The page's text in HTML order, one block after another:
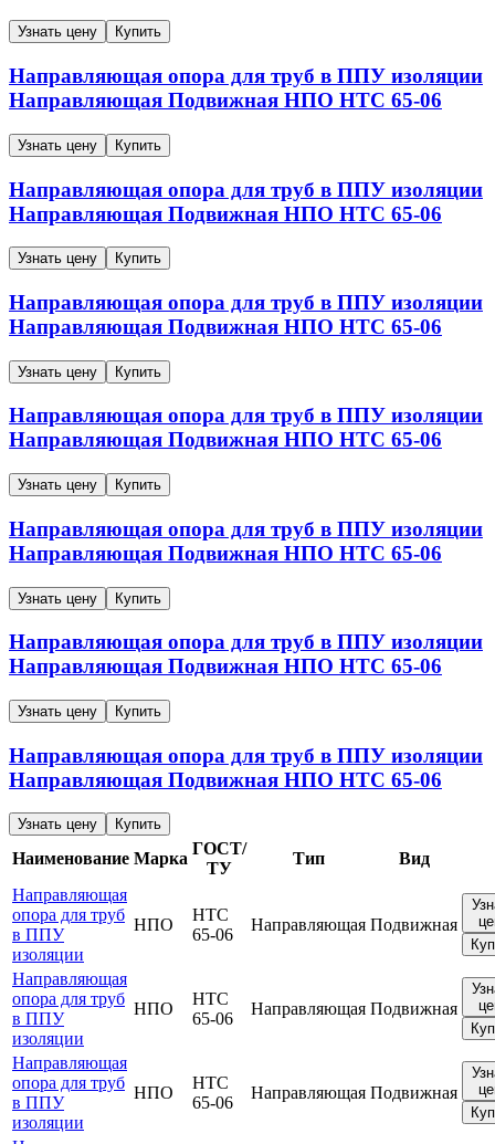
Узнать цену Купить
Направляющая опора для труб в ППУ изоляции
Направляющая Подвижная НПО НТС 65-06
Узнать цену Купить
Направляющая опора для труб в ППУ изоляции
Направляющая Подвижная НПО НТС 65-06
Узнать цену Купить
Направляющая опора для труб в ППУ изоляции
Направляющая Подвижная НПО НТС 65-06
Узнать цену Купить
Направляющая опора для труб в ППУ изоляции
Направляющая Подвижная НПО НТС 65-06
Узнать цену Купить
Направляющая опора для труб в ППУ изоляции
Направляющая Подвижная НПО НТС 65-06
Узнать цену Купить
Направляющая опора для труб в ППУ изоляции
Направляющая Подвижная НПО НТС 65-06
Узнать цену Купить
Направляющая опора для труб в ППУ изоляции
Направляющая Подвижная НПО НТС 65-06
Узнать цену Купить
Наименование Марка
ГОСТ/
ТУ
Тип
Вид
Направляющая
опора для труб
в ППУ
изоляции
НПО
НТС
65-06
Направляющая Подвижная
Направляющая
опора для труб
в ППУ
изоляции
НПО
НТС
65-06
Направляющая Подвижная
Направляющая
опора для труб
в ППУ
изоляции
НПО
НТС
65-06
Направляющая Подвижная